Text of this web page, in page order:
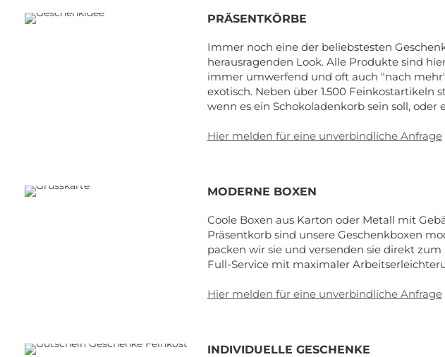
PRÄSENTKÖRBE
Immer noch eine der beliebstesten
herausragenden Look. Alle Produkte sind
immer umwerfend und oft auch "nach
exotisch. Neben über 1.500 Feinkostartikeln
wenn es ein Schokoladenkorb sein soll, oder
Hier melden für eine unverbindliche Anfrage
MODERNE BOXEN
Coole Boxen aus Karton oder Metall mit
Präsentkorb sind unsere Geschenkboxen
packen wir sie und versenden sie direkt
Full-Service mit maximaler
Hier melden für eine unverbindliche Anfrage
INDIVIDUELLE GESCHENKE